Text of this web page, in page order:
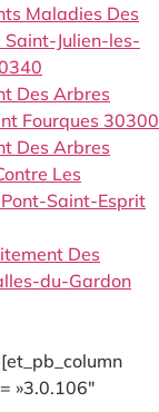
Maladies Des
Julien-les-
Des Arbres
Fourques 30300
Des Arbres
Les
Pont-Saint-Esprit
Des
du-Gardon
»3.0.106″